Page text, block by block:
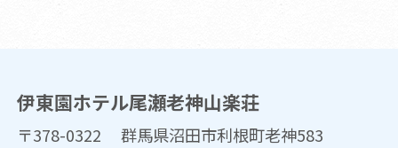
伊東園ホテル尾瀬老神山楽荘
〒378-0322 群馬県沼田市利根町老神583